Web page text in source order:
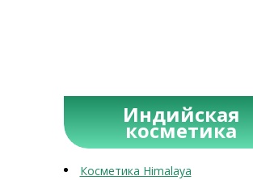
Индийская
косметика
Косметика Himalaya